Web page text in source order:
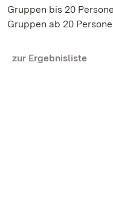
Gruppen bis 20
Gruppen ab 20
zur Ergebnisliste